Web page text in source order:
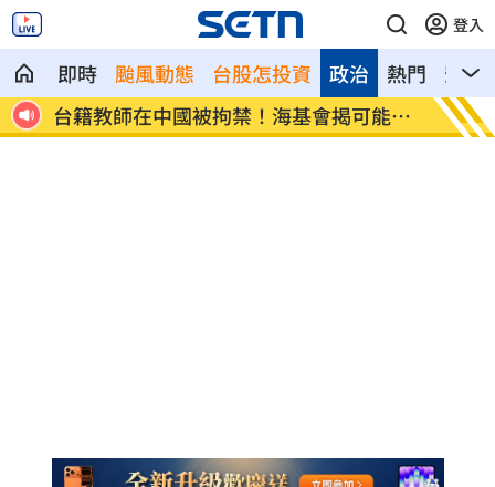
登入
即時 颱風動態 台股怎投資 熱門 影音
政治
到
台籍教師在中國被拘禁！海基會揭可能原
因
公審
償